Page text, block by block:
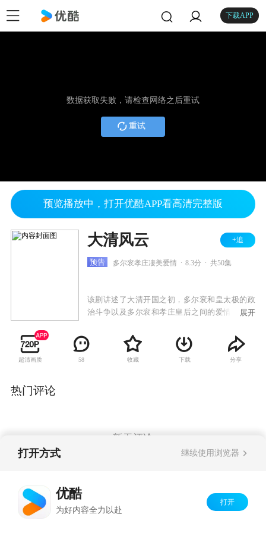
下载APP
数据获取失败，请检查网络之后重试
重试
预览播放中，打开优酷APP看高清完整版
大清风云 +追
预告 多尔衮孝庄凄美爱情 8.3分 共50集
该剧讲述了大清开国之初，多尔衮和皇太极的政
治斗争以及多尔衮和孝庄皇后之间的爱情纠葛。
功臣多尔衮，经过多年南征北伐，成功扩充满清
版图，最终目的，志在一举攻破明朝崇祯皇帝，
建立清帝国。多尔衮武功盖世，但同时铁汉柔
展开
超清画质 58 收藏 下载 分享
热门评论
暂无评论
打开方式 继续使用浏览器
优酷
为好内容全力以赴
打开